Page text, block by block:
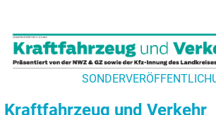
Kraftfahrzeug und Verkehr